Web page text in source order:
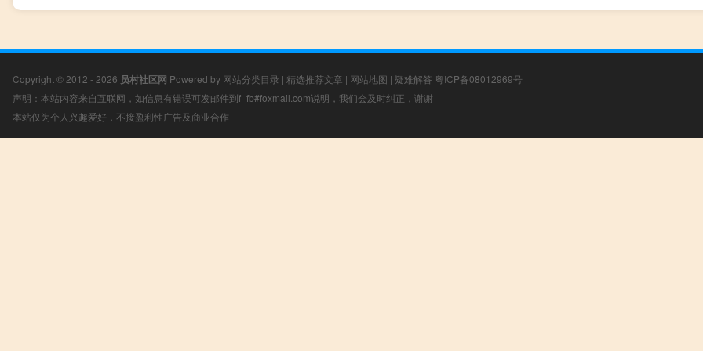
Copyright © 2012 - 2026 员村社区网 Powered by 网站分类目录 | 精选推荐文章 | 网站地图 | 疑难解答 粤ICP备08012969号
声明：本站内容来自互联网，如信息有错误可发邮件到f_fb#foxmail.com说明，我们会及时纠正，谢谢
本站仅为个人兴趣爱好，不接盈利性广告及商业合作